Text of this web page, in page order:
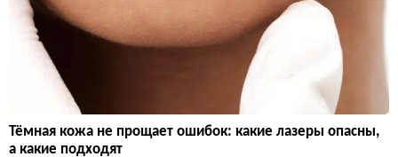
Тёмная кожа не прощает ошибок: какие лазеры опасны,
а какие подходят